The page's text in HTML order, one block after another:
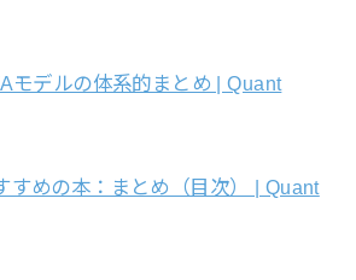
モデルの体系的まとめ | Quant
すめの本：まとめ（目次） | Quant